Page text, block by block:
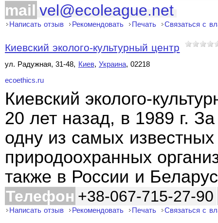
mail vel@ecoleague.net
Написать отзыв Рекомендовать Печать Связаться с
Киевский эколого-культурный центр
ул. Радужная, 31-48, Киев, Украина, 02218
ecoethics.ru
Киевский эколого-
20 лет назад, в 1989 г.
одну из самых
природоохранных
также в России и
Телефон +38-067-715-27-90
Написать отзыв Рекомендовать Печать Связаться с